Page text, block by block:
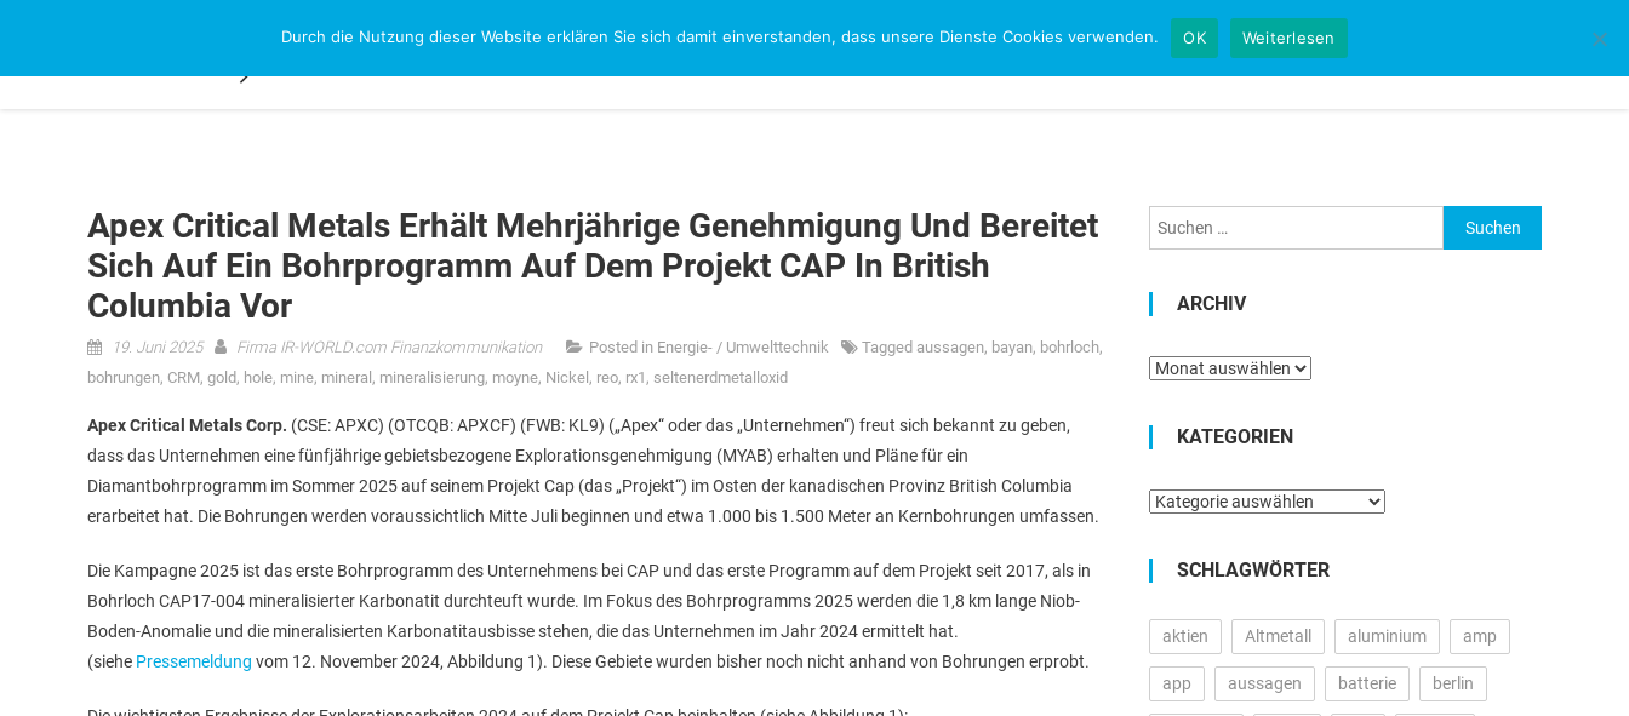
content
NEWS-RESEARCH Startseite
Apex Critical Metals Erhält Mehrjährige Genehmigung Und Bereitet
Sich Auf Ein Bohrprogramm Auf Dem Projekt CAP In British
Columbia Vor
19. Juni 2025 Firma IR-WORLD.com Finanzkommunikation Posted in Energie- / Umwelttechnik Tagged aussagen, bayan, bohrloch,
bohrungen, CRM, gold , hole, mine, mineral , mineralisierung, moyne, Nickel , reo, rx1 , seltenerdmetalloxid
Apex Critical Metals Corp. (CSE: APXC) (OTCQB: APXCF) (FWB: KL9) („Apex“ oder das „Unternehmen“) freut sich bekannt zu geben,
dass das Unternehmen eine fünfjährige gebietsbezogene Explorationsgenehmigung (MYAB) erhalten und Pläne für ein
Diamantbohrprogramm im Sommer 2025 auf seinem Projekt Cap (das „Projekt“) im Osten der kanadischen Provinz British Columbia
erarbeitet hat. Die Bohrungen werden voraussichtlich Mitte Juli beginnen und etwa 1.000 bis 1.500 Meter an Kernbohrungen umfassen.
Die Kampagne 2025 ist das erste Bohrprogramm des Unternehmens bei CAP und das erste Programm auf dem Projekt seit 2017, als in
Bohrloch CAP17-004 mineralisierter Karbonatit durchteuft wurde. Im Fokus des Bohrprogramms 2025 werden die 1,8 km lange Niob-
Boden-Anomalie und die mineralisierten Karbonatitausbisse stehen, die das Unternehmen im Jahr 2024 ermittelt hat.
(siehe Pressemeldung vom 12. November 2024, Abbildung 1). Diese Gebiete wurden bisher noch nicht anhand von Bohrungen erprobt.
Suchen
nach:
ARCHIV
Archiv
KATEGORIEN
Kategorien
SCHLAGWÖRTER
aktien Altmetall aluminium amp
app aussagen batterie berlin
Durch die Nutzung dieser Website erklären Sie sich damit einverstanden, dass unsere Dienste Cookies verwenden. OK Weiterlesen